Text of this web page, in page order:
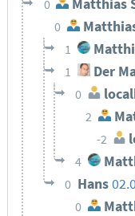
0 Matthias
0
1
1 Der
0
2
-2
4
0 Hans
0